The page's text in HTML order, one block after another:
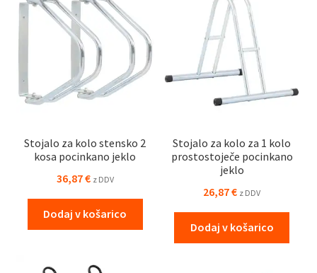
Stojalo za kolo stensko 2
kosa pocinkano jeklo
36,87€ z DDV
Dodaj v košarico
Stojalo za kolo za 1 kolo
prostostoječe pocinkano
jeklo
26,87€ z DDV
Dodaj v košarico